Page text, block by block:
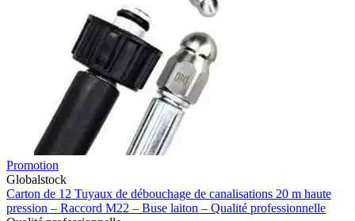
Promotion
Globalstock
Carton de 12 Tuyaux de débouchage de canalisations 20 m haute
pression – Raccord M22 – Buse laiton – Qualité professionnelle